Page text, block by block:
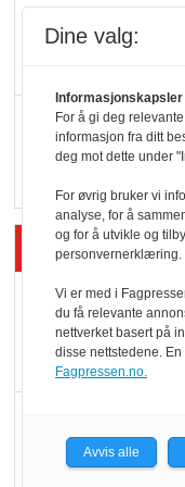
Siste artikler
Dine valg:
For å gi deg
informasjon fra ditt
deg mot dette under
For øvrig bruker vi
analyse, for å
og for å utvikle og
personvernerklæring.
Vi er med i
du få relevante
nettverket basert på
disse nettstedene.
Fagpressen.no.
Avvis alle